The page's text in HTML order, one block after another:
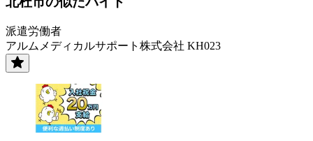
派遣労働者
アルムメディカルサポート株式会社 KH023